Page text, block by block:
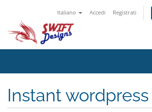
Italiano Accedi Registrati
Instant wordpress